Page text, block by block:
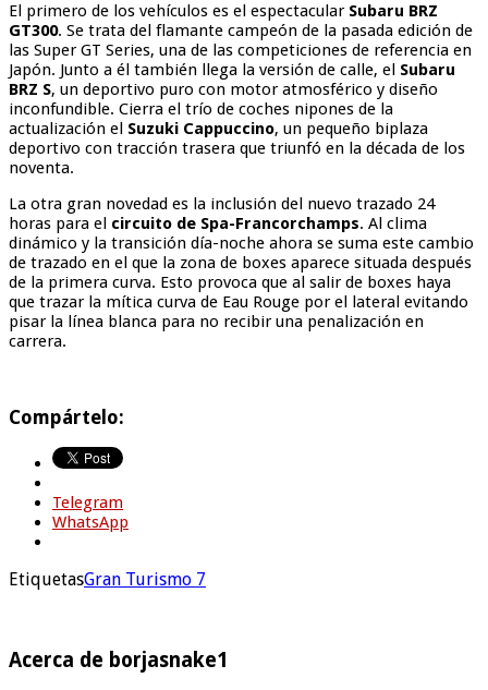
El primero de los vehículos es el espectacular Subaru BRZ
GT300. Se trata del flamante campeón de la pasada edición de
las Super GT Series, una de las competiciones de referencia en
Japón. Junto a él también llega la versión de calle, el Subaru
BRZ S, un deportivo puro con motor atmosférico y diseño
inconfundible. Cierra el trío de coches nipones de la
actualización el Suzuki Cappuccino, un pequeño biplaza
deportivo con tracción trasera que triunfó en la década de los
noventa.
La otra gran novedad es la inclusión del nuevo trazado 24
horas para el circuito de Spa-Francorchamps. Al clima
dinámico y la transición día-noche ahora se suma este cambio
de trazado en el que la zona de boxes aparece situada después
de la primera curva. Esto provoca que al salir de boxes haya
que trazar la mítica curva de Eau Rouge por el lateral evitando
pisar la línea blanca para no recibir una penalización en
carrera.
Compártelo:
Telegram
WhatsApp
EtiquetasGran Turismo 7
Acerca de borjasnake1